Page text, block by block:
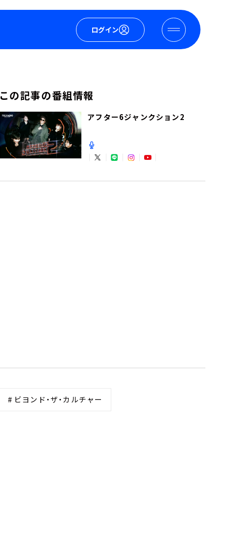
ログイン
この記事の番組情報
アフター6ジャンクション2
# ビヨンド・ザ・カルチャー